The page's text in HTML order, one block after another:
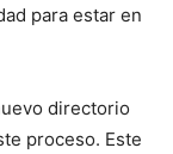
para estar en
directorio
proceso. Este